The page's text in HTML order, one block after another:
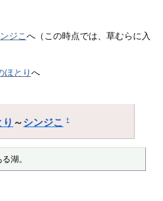
ジこへ（この時点では、草むらに入
ほとりへ
～ シンジこ †
湖。